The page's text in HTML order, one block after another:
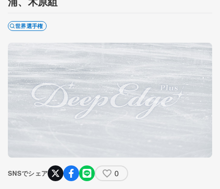
世界選手権
SNSでシェア 0